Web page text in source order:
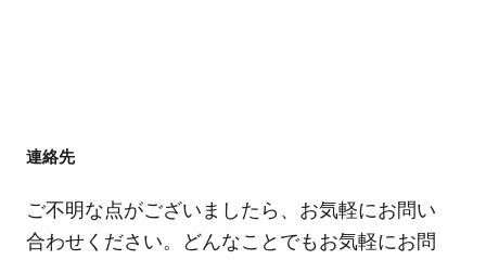
連絡先
ご不明な点がございましたら、お気軽にお問い
合わせください。どんなことでもお気軽にお問